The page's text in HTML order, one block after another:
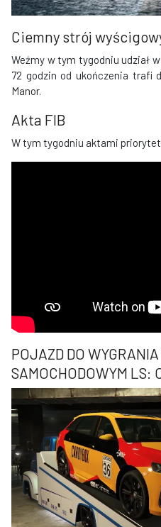
Ciemny strój
Weźmy w tym tygodniu udział
72 godzin od ukończenia trafi
Manor.
​​Akta FIB
W tym tygodniu aktami
POJAZD DO
SAMOCHODOWYM LS: